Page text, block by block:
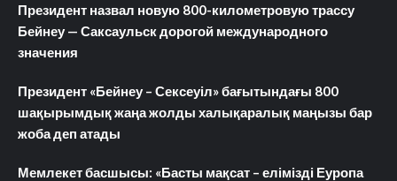
Президент назвал новую 800-километровую трассу
Бейнеу — Саксаульск дорогой международного
значения
Президент «Бейнеу – Сексеуіл» бағытындағы 800
шақырымдық жаңа жолды халықаралық маңызы бар
жоба деп атады
Мемлекет басшысы: «Басты мақсат – елімізді Еуропа